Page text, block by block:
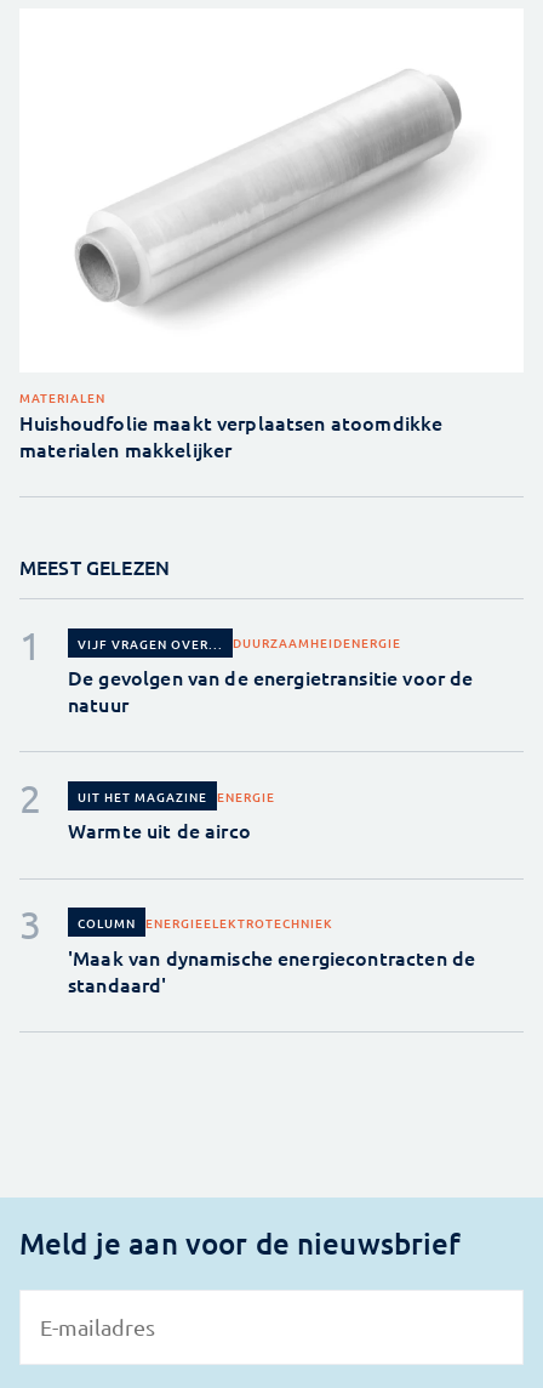
MATERIALEN
Huishoudfolie maakt verplaatsen atoomdikke
materialen makkelijker
MEEST GELEZEN
VIJF VRAGEN OVER... DUURZAAMHEIDENERGIE
De gevolgen van de energietransitie voor de
natuur
UIT HET MAGAZINE ENERGIE
Warmte uit de airco
COLUMN ENERGIEELEKTROTECHNIEK
'Maak van dynamische energiecontracten de
standaard'
Meld je aan voor de nieuwsbrief